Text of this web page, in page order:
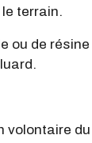
terrain.
ou de
volontaire